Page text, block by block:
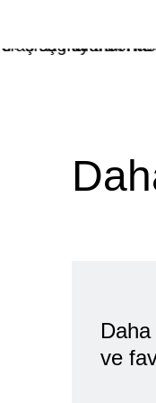
Burun
Daha
ve